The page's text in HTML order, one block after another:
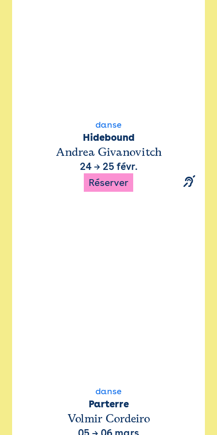
danse
Hidebound
Andrea Givanovitch
24→ 25 févr.
Réserver
danse
Parterre
Volmir Cordeiro